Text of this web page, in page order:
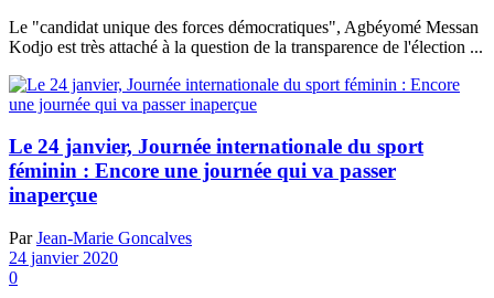
Le "candidat unique des forces démocratiques", Agbéyomé Messan
Kodjo est très attaché à la question de la transparence de l'élection ...
Le 24 janvier, Journée internationale du sport
féminin : Encore une journée qui va passer
inaperçue
Par Jean-Marie Goncalves
24 janvier 2020
0